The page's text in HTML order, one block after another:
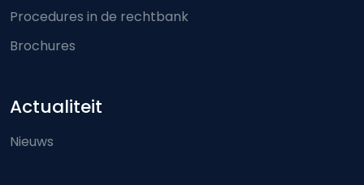
Procedures in de rechtbank
Brochures
Actualiteit
Nieuws